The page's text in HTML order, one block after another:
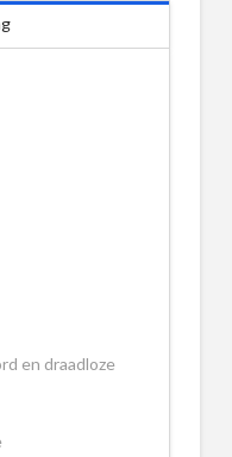
en draadloze